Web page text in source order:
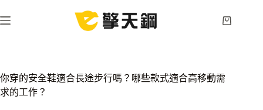
至
容
購
你穿的安全鞋適合長途步行嗎？哪些款式適合高移動需
求的工作？